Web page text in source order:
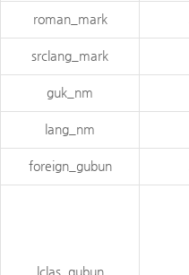
roman_mark
srclang_mark
guk_nm
lang_nm
foreign_gubun
lclas_gubun